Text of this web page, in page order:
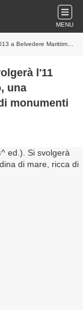
MENU
di mare, ricca di storia e di monumenti
l'11
una
monumenti